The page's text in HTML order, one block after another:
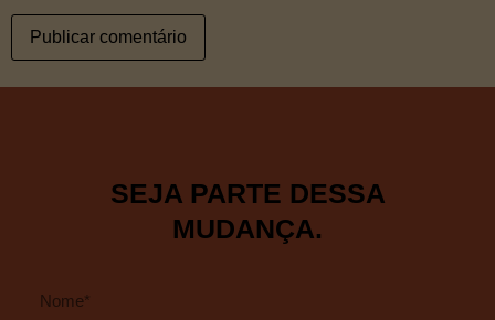
SEJA PARTE DESSA
MUDANÇA.